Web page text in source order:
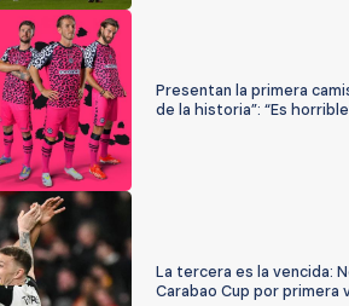
Presentan la primera
de la historia”: “Es
La tercera es la vencida:
Carabao Cup por primera